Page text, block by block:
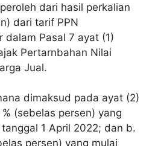
dari hasil perkalian
dari tarif PPN
dalam Pasal 7 ayat (1)
Pertarnbahan Nilai
Jual.
dimaksud pada ayat (2)
(sebelas persen) yang
1 April 2022; dan b.
persen) yang mulai